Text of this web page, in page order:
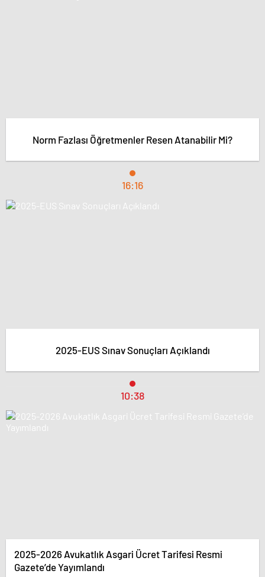
Norm Fazlası Öğretmenler Resen Atanabilir Mi?
16:16
2025-EUS Sınav Sonuçları Açıklandı
10:38
2025-2026 Avukatlık Asgari Ücret Tarifesi Resmi
Gazete’de Yayımlandı